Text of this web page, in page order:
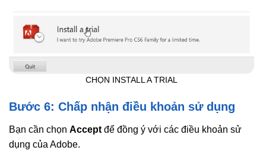
CHỌN INSTALL A TRIAL
Bước 6: Chấp nhận điều khoản sử dụng
Bạn cần chọn Accept để đồng ý với các điều khoản sử
dụng của Adobe.